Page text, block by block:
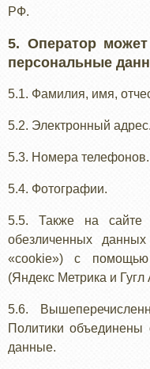
РФ.
5. Оператор
персональные
5.1. Фамилия, имя,
5.2. Электронный адрес.
5.3. Номера телефонов.
5.4. Фотографии.
5.5. Также на сайте
обезличенных
«cookie») с помощью
(Яндекс Метрика и Гугл
5.6.
Политики
данные.